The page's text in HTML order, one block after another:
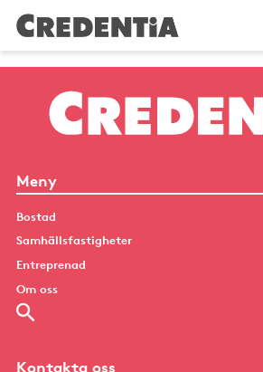
Meny
Bostad
Samhällsfastigheter
Entreprenad
Om oss
Kontakta oss